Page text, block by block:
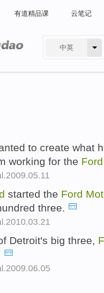
有道精品课 云笔记
中英
to create what
working for the
started the Ford
three.
Detroit's big three,